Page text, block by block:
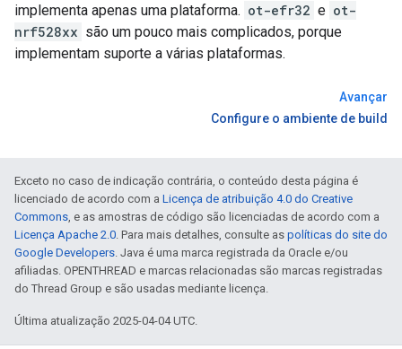
implementa apenas uma plataforma. ot-efr32 e ot-
nrf528xx são um pouco mais complicados, porque
implementam suporte a várias plataformas.
Avançar
Configure o ambiente de build
Exceto no caso de indicação contrária, o conteúdo desta página é
licenciado de acordo com a Licença de atribuição 4.0 do Creative
Commons, e as amostras de código são licenciadas de acordo com a
Licença Apache 2.0. Para mais detalhes, consulte as políticas do site do
Google Developers. Java é uma marca registrada da Oracle e/ou
afiliadas. OPENTHREAD e marcas relacionadas são marcas registradas
do Thread Group e são usadas mediante licença.
Última atualização 2025-04-04 UTC.